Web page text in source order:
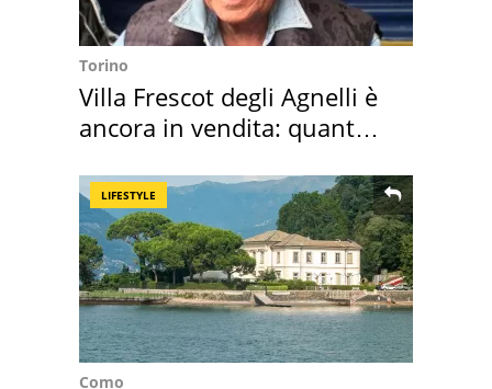
Torino
Villa Frescot degli Agnelli è
ancora in vendita: quanto
LIFESTYLE
Como